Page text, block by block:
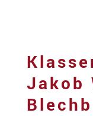
Jakob